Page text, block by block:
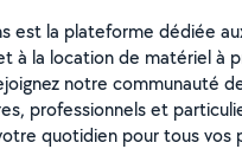
est la plateforme dédiée
à la location de matériel à
notre communauté
professionnels et
quotidien pour tous vos